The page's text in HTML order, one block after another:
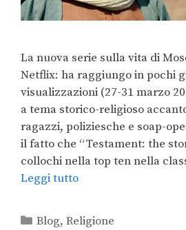
La nuova serie sulla vita di
Netflix: ha raggiungo in pochi
visualizzazioni (27-31 marzo
a tema storico-religioso
ragazzi, poliziesche e soap-
il fatto che “Testament: the
collochi nella top ten nella
Leggi tutto
Blog,Religione